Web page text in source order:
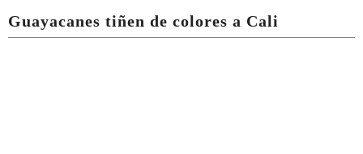
Guayacanes tiñen de colores a Cali